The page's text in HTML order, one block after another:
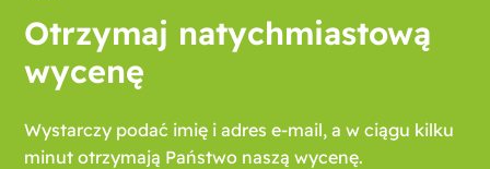
Otrzymaj natychmiastową
wycenę
Wystarczy podać imię i adres e-mail, a w ciągu kilku
minut otrzymają Państwo naszą wycenę.